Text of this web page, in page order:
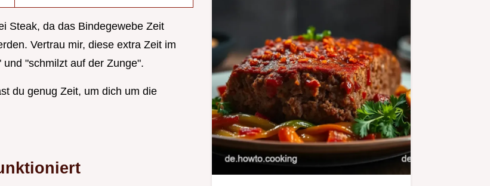
Steak, da das Bindegewebe Zeit
Vertrau mir, diese extra Zeit im
"schmilzt auf der Zunge".
du genug Zeit, um dich um die